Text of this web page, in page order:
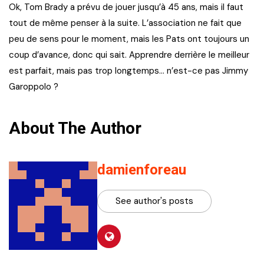
Ok, Tom Brady a prévu de jouer jusqu’à 45 ans, mais il faut
tout de même penser à la suite. L’association ne fait que
peu de sens pour le moment, mais les Pats ont toujours un
coup d’avance, donc qui sait. Apprendre derrière le meilleur
est parfait, mais pas trop longtemps… n’est-ce pas Jimmy
Garoppolo ?
About The Author
damienforeau
See author's posts